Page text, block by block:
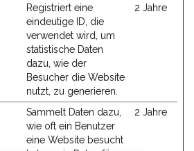
Registriert eine
eindeutige ID, die
verwendet wird, um
statistische Daten
dazu, wie der
Besucher die Website
nutzt, zu generieren.
2 Jahre
Sammelt Daten dazu,
wie oft ein Benutzer
eine Website besucht
2 Jahre